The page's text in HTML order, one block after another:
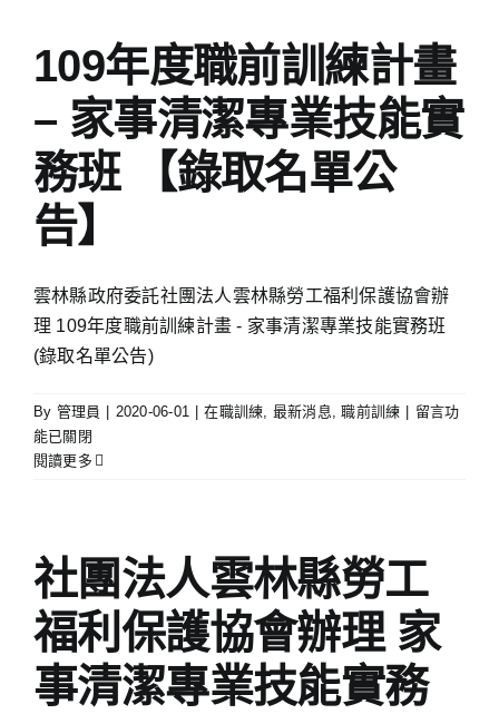
前
練
招
生
中
～〉
中
109年度職前訓練計畫
– 家事清潔專業技能實
務班 【錄取名單公
告】
雲林縣政府委託社團法人雲林縣勞工福利保護協會辦
理 109年度職前訓練計畫 - 家事清潔專業技能實務班
(錄取名單公告)
By 管理員 2020-06-01 在職訓練, 最新消息,職前訓練
在
訓
計
畫
–
家
事
留言功
能已關閉
閱讀更多
社團法人雲林縣勞工
福利保護協會辦理 家
事清潔專業技能實務